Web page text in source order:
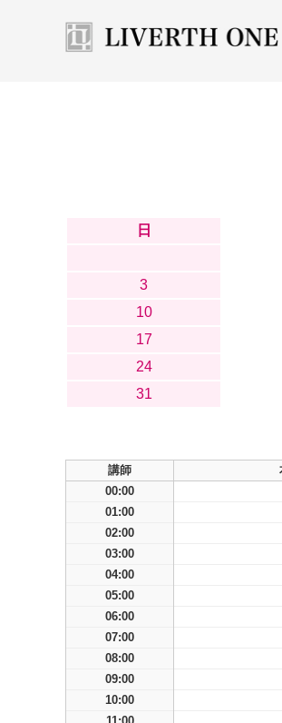
日
3
10
17
24
31
講師
00:00
01:00
02:00
03:00
04:00
05:00
06:00
07:00
08:00
09:00
10:00